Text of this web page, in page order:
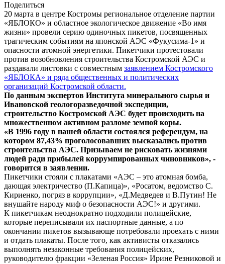
Поделиться
20 марта в центре Костромы региональное отделение партии
«ЯБЛОКО» и областное экологическое движение «Во имя
жизни» провели серию одиночных пикетов, посвященных
трагическим событиям на японской АЭС «Фукусима-1» и
опасности атомной энергетики. Пикетчики протестовали
против возобновления строительства Костромской АЭС и
раздавали листовки с совместным заявлением Костромского
«ЯБЛОКА» и ряда общественных и политических
организаций Костромской области.
По данным экспертов Института минерального сырья и
Ивановской геологоразведочной экспедиции,
строительство Костромской АЭС будет происходить на
множественном активном разломе земной коры.
«В 1996 году в нашей области состоялся референдум, на
котором 87,43% проголосовавших высказались против
строительства АЭС. Призываем не рисковать жизнями
людей ради прибылей коррумпированных чиновников», -
говорится в заявлении.
Пикетчики стояли с плакатами «АЭС – это атомная бомба,
дающая электричество (П.Капица)», «Росатом, ведомство С.
Кириенко, погряз в коррупции», «Д.Медведев и В.Путин! Не
внушайте народу миф о безопасности АЭС!» и другими.
К пикетчикам неоднократно подходили полицейские,
которые переписывали их паспортные данные, а по
окончании пикетов вызывающе потребовали проехать с ними
и отдать плакаты. После того, как активисты отказались
выполнять незаконные требования полицейских,
руководителю фракции «Зеленая Россия» Ирине Резниковой и